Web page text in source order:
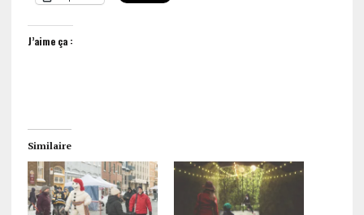
J’aime ça :
Similaire